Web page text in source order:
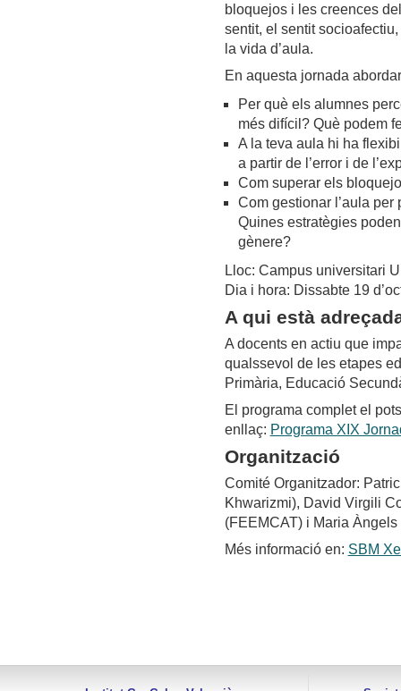
bloquejos i les creences
sentit, el sentit
la vida d’aula.
En aquesta jornada
Per què els alumnes
més difícil? Què podem
A la teva aula hi ha
a partir de l’error i de
Com superar els
Com gestionar l’aula per
Quines estratègies
gènere?
Lloc: Campus universitari
Dia i hora: Dissabte 19
A qui està
A docents en actiu que
qualssevol de les etapes
Primària, Educació
El programa complet el
enllaç: Programa XIX
Organització
Comité Organitzador:
Khwarizmi), David Virgili
(FEEMCAT) i Maria
Més informació en: SBM